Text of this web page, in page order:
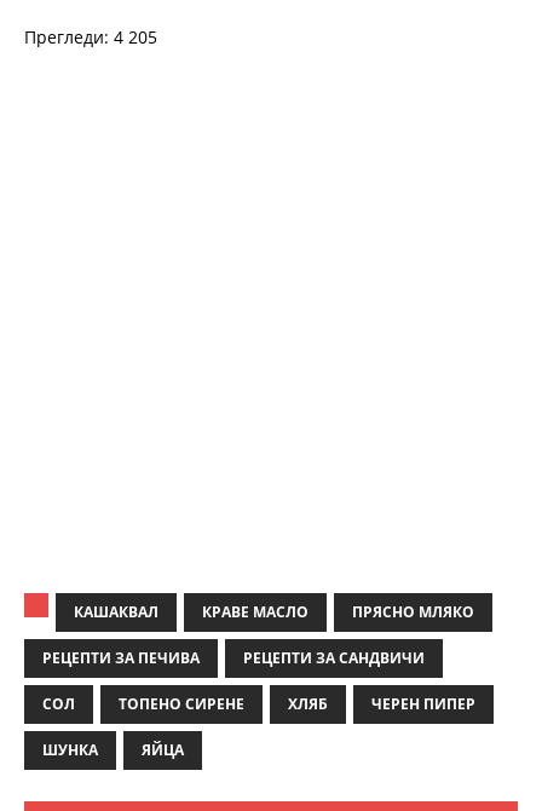
Прегледи: 4 205
КАШАКВАЛ КРАВЕ МАСЛО ПРЯСНО МЛЯКО
РЕЦЕПТИ ЗА ПЕЧИВА РЕЦЕПТИ ЗА САНДВИЧИ
СОЛ ТОПЕНО СИРЕНЕ ХЛЯБ ЧЕРЕН ПИПЕР
ШУНКА ЯЙЦА